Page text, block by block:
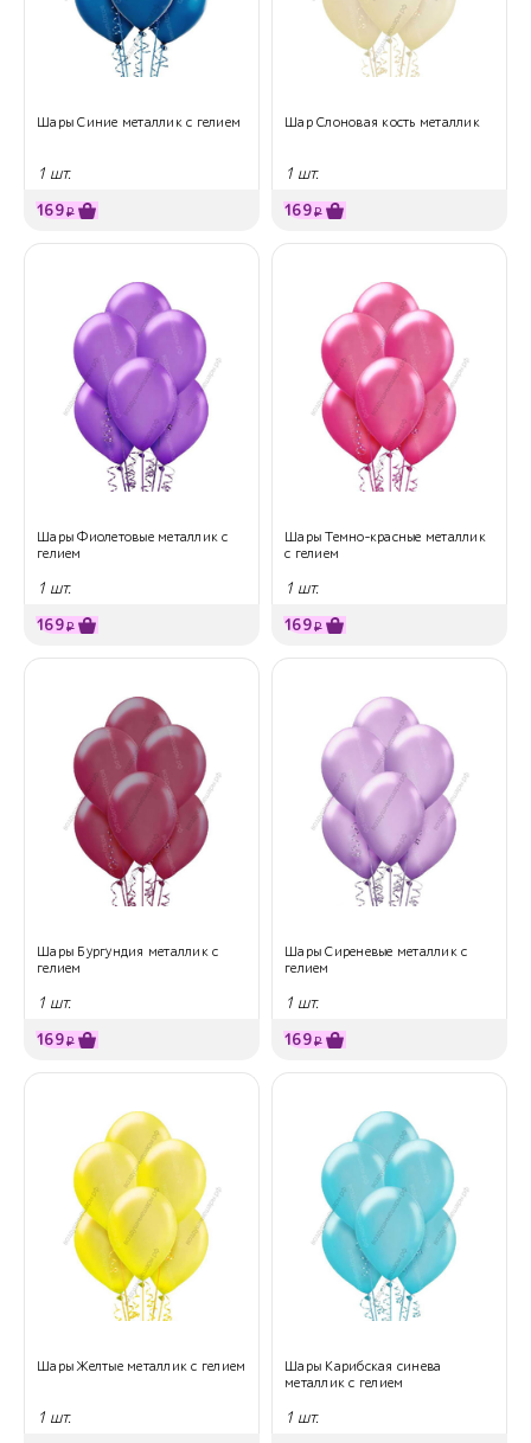
Шары Синие металлик с гелием
1 шт.
169₽
Шар Слоновая кость металлик
1 шт.
169₽
Шары Фиолетовые металлик с
гелием
1 шт.
169₽
Шары Темно-красные металлик
с гелием
1 шт.
169₽
Шары Бургундия металлик с
гелием
1 шт.
169₽
Шары Сиреневые металлик с
гелием
1 шт.
169₽
Шары Желтые металлик с гелием
1 шт.
Шары Карибская синева
металлик с гелием
1 шт.